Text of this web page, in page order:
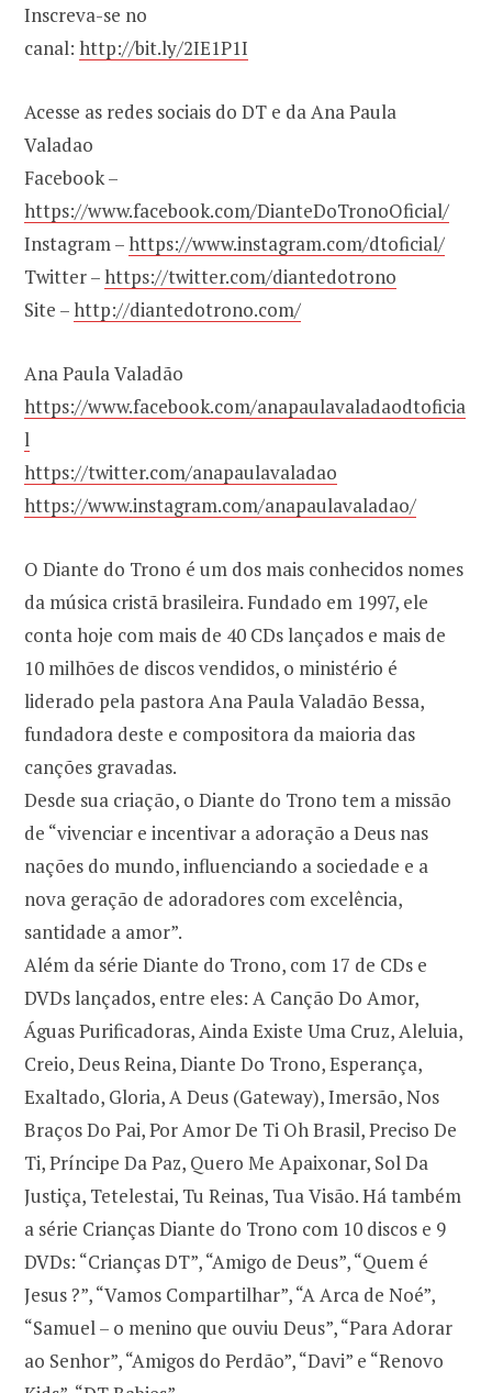
Inscreva-se no
canal: http://bit.ly/2IE1P1I
Acesse as redes sociais do DT e da Ana Paula
Valadao
Facebook –
https://www.facebook.com/DianteDoTronoOficial/
Instagram –https://www.instagram.com/dtoficial/
Twitter –https://twitter.com/diantedotrono
Site –http://diantedotrono.com/
Ana Paula Valadão
https://www.facebook.com/anapaulavaladaodtoficia
l
https://twitter.com/anapaulavaladao
https://www.instagram.com/anapaulavaladao/
O Diante do Trono é um dos mais conhecidos nomes
da música cristã brasileira. Fundado em 1997, ele
conta hoje com mais de 40 CDs lançados e mais de
10 milhões de discos vendidos, o ministério é
liderado pela pastora Ana Paula Valadão Bessa,
fundadora deste e compositora da maioria das
canções gravadas.
Desde sua criação, o Diante do Trono tem a missão
de “vivenciar e incentivar a adoração a Deus nas
nações do mundo, influenciando a sociedade e a
nova geração de adoradores com excelência,
santidade a amor”.
Além da série Diante do Trono, com 17 de CDs e
DVDs lançados, entre eles: A Canção Do Amor,
Águas Purificadoras, Ainda Existe Uma Cruz, Aleluia,
Creio, Deus Reina, Diante Do Trono, Esperança,
Exaltado, Gloria, A Deus (Gateway), Imersão, Nos
Braços Do Pai, Por Amor De Ti Oh Brasil, Preciso De
Ti, Príncipe Da Paz, Quero Me Apaixonar, Sol Da
Justiça, Tetelestai, Tu Reinas, Tua Visão. Há também
a série Crianças Diante do Trono com 10 discos e 9
DVDs: “Crianças DT”, “Amigo de Deus”, “Quem é
Jesus ?”, “Vamos Compartilhar”, “A Arca de Noé”,
“Samuel – o menino que ouviu Deus”, “Para Adorar
ao Senhor”, “Amigos do Perdão”, “Davi” e “Renovo